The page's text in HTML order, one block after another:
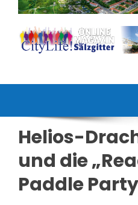
Helios-
und die
Paddle